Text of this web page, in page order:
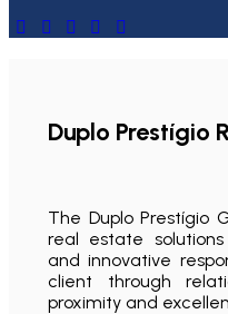
Duplo Prestígio
The Duplo Prestígio
real estate
and innovative
client through
proximity and